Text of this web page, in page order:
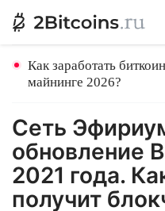
Как заработать
майнинге 2026?
Сеть
обновление
2021 года.
получит